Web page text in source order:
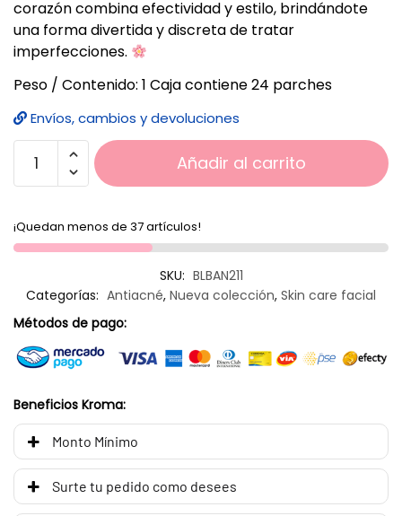
corazón combina efectividad y estilo, brindándote
una forma divertida y discreta de tratar
imperfecciones.
Peso / Contenido: 1 Caja contiene 24 parches
Envíos, cambios y devoluciones
Añadir al carrito
¡Quedan menos de 37 artículos!
SKU: BLBAN211
Categorías: Antiacné, Nueva colección, Skin care facial
Métodos de pago:
Beneficios Kroma:
Monto Mínimo
Surte tu pedido como desees